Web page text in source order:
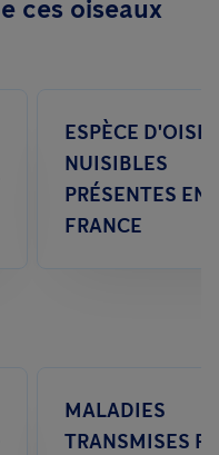
pour les humains,
ces oiseaux
ESPÈCE
NUISIBLES
PRÉSENTES EN
FRANCE
MALADIES
TRANSMISES